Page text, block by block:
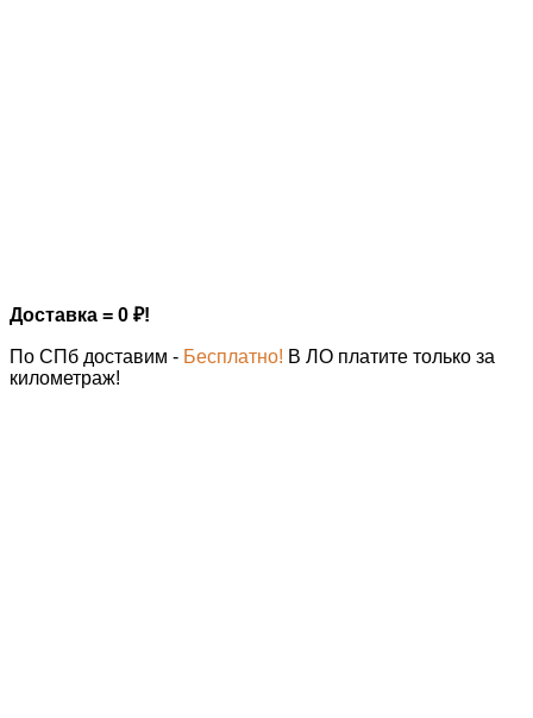
Доставка = 0 ₽!
По СПб доставим - Бесплатно! В ЛО платите только за
километраж!